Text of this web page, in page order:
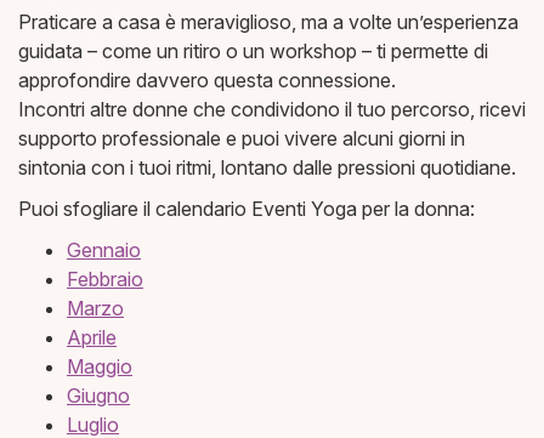
Praticare a casa è meraviglioso, ma a volte un’esperienza
guidata – come un ritiro o un workshop – ti permette di
approfondire davvero questa connessione.
Incontri altre donne che condividono il tuo percorso, ricevi
supporto professionale e puoi vivere alcuni giorni in
sintonia con i tuoi ritmi, lontano dalle pressioni quotidiane.
Puoi sfogliare il calendario Eventi Yoga per la donna:
​Gennaio​
​Febbraio​
​Marzo​
​Aprile​
​Maggio​
​Giugno​
​Luglio​